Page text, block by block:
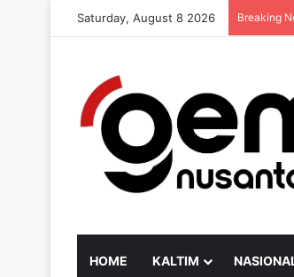
Saturday, August 8 2026 Breaking
HOME KALTIM